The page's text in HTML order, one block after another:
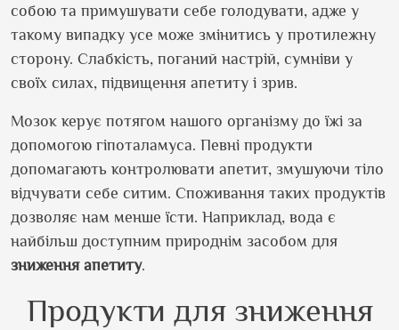
собою та примушувати себе голодувати, адже у
такому випадку усе може змінитись у протилежну
сторону. Слабкість, поганий настрій, сумніви у
своїх силах, підвищення апетиту і зрив.
Мозок керує потягом нашого організму до їжі за
допомогою гіпоталамуса. Певні продукти
допомагають контролювати апетит, змушуючи тіло
відчувати себе ситим. Споживання таких продуктів
дозволяє нам менше їсти. Наприклад, вода є
найбільш доступним природнім засобом для
зниження апетиту.
Продукти для зниження